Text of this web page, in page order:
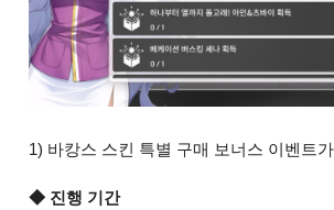
1) 바캉스 스킨 특별 구매 보너스 이벤트
◆ 진행 기간